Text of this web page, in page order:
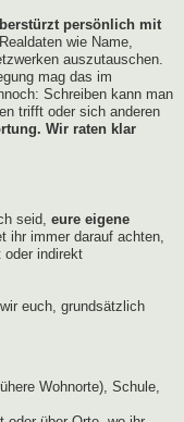
persönlich mit
wie Name,
auszutauschen.
mag das im
Schreiben kann man
trifft oder sich anderen
Wir raten klar
seid, eure eigene
ihr immer darauf achten,
oder indirekt
euch, grundsätzlich
Wohnorte), Schule,